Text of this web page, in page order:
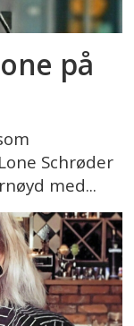
på
Schrøder
med...